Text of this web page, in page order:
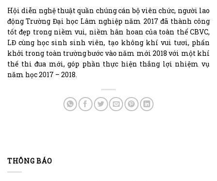
Hội diễn nghệ thuật quần chúng cán bộ viên chức, người lao
động Trường Đại học Lâm nghiệp năm 2017 đã thành công
tốt đẹp trong niềm vui, niềm hân hoan của toàn thể CBVC,
LĐ cùng học sinh sinh viên, tạo không khí vui tươi, phấn
khởi trong toàn trường bước vào năm mới 2018 với một khí
thế thi đua mới, góp phần thực hiện thắng lợi nhiệm vụ
năm học 2017 – 2018.
THÔNG BÁO